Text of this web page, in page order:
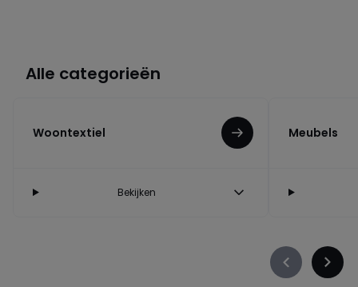
Alle categorieën
Woontextiel
Bekijken
Meubels
Précédent